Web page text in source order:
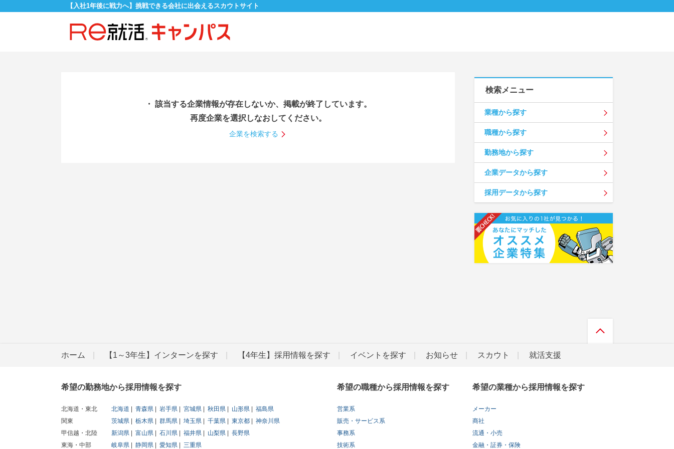
【入社1年後に戦力へ】挑戦できる会社に出会えるスカウトサイト
・ 該当する企業情報が存在しないか、掲載が終了しています。
再度企業を選択しなおしてください。
企業を検索する
検索メニュー
業種から探す
職種から探す
勤務地から探す
企業データから探す
採用データから探す
ホーム 【1～3年生】インターンを探す 【4年生】採用情報を探す イベントを探す お知らせ スカウト 就活支援
希望の勤務地から採用情報を探す
北海道・東北 北海道 青森県 岩手県 宮城県 秋田県 山形県
福島県
関東
茨城県 栃木県 群馬県 埼玉県 千葉県 東京都
神奈川県
甲信越・北陸
新潟県 富山県 石川県 福井県 山梨県
長野県
東海・中部
岐阜県 静岡県 愛知県 三重県
希望の職種から採用情報を探す
営業系
販売・サービス系
事務系
技術系
希望の業種から採用情報を探す
メーカー
商社
流通・小売
金融・証券・保険